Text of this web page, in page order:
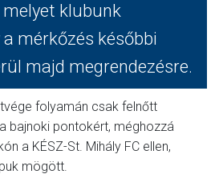
klubunk
mérkőzés későbbi
majd megrendezésre.
folyamán csak felnőtt
bajnoki pontokért, méghozzá
a KÉSZ-St. Mihály FC ellen,
mögött.